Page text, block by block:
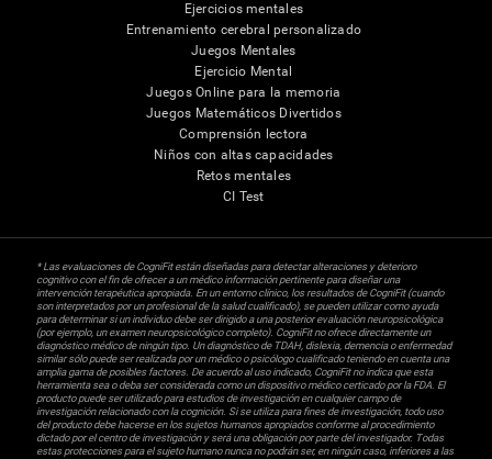
Ejercicios mentales
Entrenamiento cerebral personalizado
Juegos Mentales
Ejercicio Mental
Juegos Online para la memoria
Juegos Matemáticos Divertidos
Comprensión lectora
Niños con altas capacidades
Retos mentales
CI Test
* Las evaluaciones de CogniFit están diseñadas para detectar alteraciones y deterioro
cognitivo con el fin de ofrecer a un médico información pertinente para diseñar una
intervención terapéutica apropiada. En un entorno clínico, los resultados de CogniFit (cuando
son interpretados por un profesional de la salud cualificado), se pueden utilizar como ayuda
para determinar si un individuo debe ser dirigido a una posterior evaluación neuropsicológica
(por ejemplo, un examen neuropsicológico completo). CogniFit no ofrece directamente un
diagnóstico médico de ningún tipo. Un diagnóstico de TDAH, dislexia, demencia o enfermedad
similar sólo puede ser realizada por un médico o psicólogo cualificado teniendo en cuenta una
amplia gama de posibles factores. De acuerdo al uso indicado, CogniFit no indica que esta
herramienta sea o deba ser considerada como un dispositivo médico certicado por la FDA. El
producto puede ser utilizado para estudios de investigación en cualquier campo de
investigación relacionado con la cognición. Si se utiliza para fines de investigación, todo uso
del producto debe hacerse en los sujetos humanos apropiados conforme al procedimiento
dictado por el centro de investigación y será una obligación por parte del investigador. Todas
estas protecciones para el sujeto humano nunca no podrán ser, en ningún caso, inferiores a las